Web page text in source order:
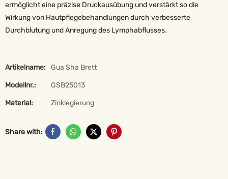
ermöglicht eine präzise Druckausübung und verstärkt so die
Wirkung von Hautpflegebehandlungen durch verbesserte
Durchblutung und Anregung des Lymphabflusses.
Artikelname: Gua Sha Brett
Modellnr.: GSB25013
Material: Zinklegierung
Share with: